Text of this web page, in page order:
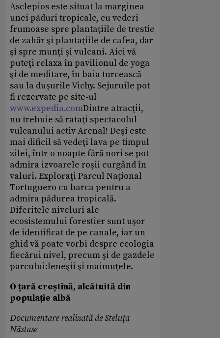
Asclepios este situat la marginea
unei păduri tropicale, cu vederi
frumoase spre plantaţiile de trestie
de zahăr şi plantaţiile de cafea, dar
şi spre munţi şi vulcani. Aici vă
puteţi relaxa în pavilionul de yoga
şi de meditare, în baia turcească
sau la duşurile Vichy. Sejuruile pot
fi rezervate pe site-ul
www.expedia.comDintre atracţii,
nu trebuie să rataţi spectacolul
vulcanului activ Arenal! Deşi este
mai dificil să vedeţi lava pe timpul
zilei, într-o noapte fără nori se pot
admira izvoarele roşii curgând în
valuri. Exploraţi Parcul Naţional
Tortuguero cu barca pentru a
admira pădurea tropicală.
Diferitele niveluri ale
ecosistemului forestier sunt uşor
de identificat de pe canale, iar un
ghid vă poate vorbi despre ecologia
fiecărui nivel, precum şi de gazdele
parcului:leneşii şi maimuţele.
O țară creștină, alcătuită din
populație albă
Documentare realizată de Steluța
Năstase